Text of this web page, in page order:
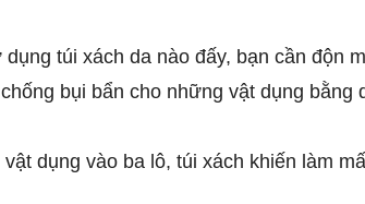
túi xách da nào đấy, bạn cần độn
bụi bẩn cho những vật dụng bằng
dụng vào ba lô, túi xách khiến làm